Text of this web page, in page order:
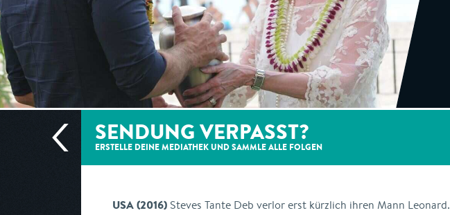
SENDUNG VERPASST?
ERSTELLE DEINE MEDIATHEK UND SAMMLE ALLE FOLGEN
USA (2016) Steves Tante Deb verlor erst kürzlich ihren Mann Leonard.